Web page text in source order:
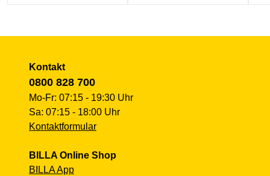
Kontakt
0800 828 700
Mo-Fr: 07:15 - 19:30 Uhr
Sa: 07:15 - 18:00 Uhr
Kontaktformular
BILLA Online Shop
BILLA App